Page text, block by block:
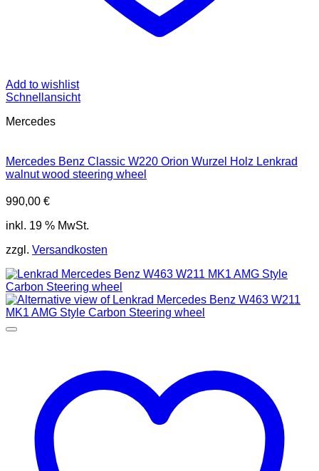
Add to wishlist
Schnellansicht
Mercedes
Mercedes Benz Classic W220 Orion Wurzel Holz Lenkrad
walnut wood steering wheel
990,00 €
inkl. 19 % MwSt.
zzgl. Versandkosten